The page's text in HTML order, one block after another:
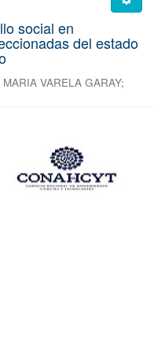
social en
del estado
VARELA GARAY;